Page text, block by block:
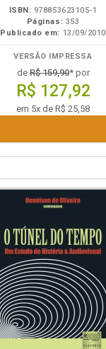
ISBN: 978853623105-1
Páginas: 353
Publicado em: 13/09/2010
VERSÃO IMPRESSA
deR$ 159,90* por
R$ 127,92
em 5x de R$ 25,58